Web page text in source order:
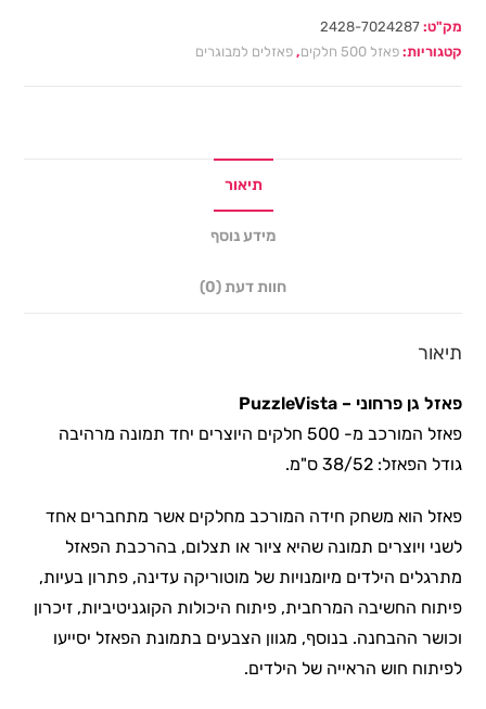
מק"ט:2428-7024287
קטגוריות:פאזל 500 חלקים ,פאזלים למבוגרים
תיאור
מידע נוסף
חוות דעת (0)
תיאור
פאזל גן פרחוני– PuzzleVista
פאזל המורכב מ- 500 חלקים היוצרים יחד תמונה מרהיבה
גודל הפאזל: 38/52 ס"מ.
פאזל הוא משחק חידה המורכב מחלקים אשר מתחברים אחד
לשני ויוצרים תמונה שהיא ציור או תצלום, בהרכבת הפאזל
מתרגלים הילדים מיומנויות של מוטוריקה עדינה, פתרון בעיות,
פיתוח החשיבה המרחבית, פיתוח היכולות הקוגניטיביות, זיכרון
וכושר ההבחנה. בנוסף, מגוון הצבעים בתמונת הפאזל יסייעו
לפיתוח חוש הראייה של הילדים.